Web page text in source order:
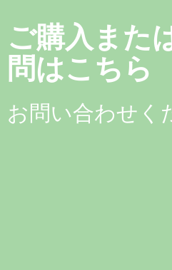
ご購入また
問はこちら
お問い合わせく